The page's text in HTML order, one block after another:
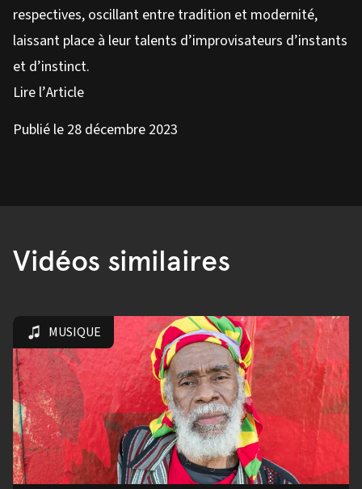
respectives, oscillant entre tradition et modernité,
laissant place à leur talents d’improvisateurs d’instants
et d’instinct.
Lire l’Article
Publié le 28 décembre 2023
Vidéos similaires
MUSIQUE